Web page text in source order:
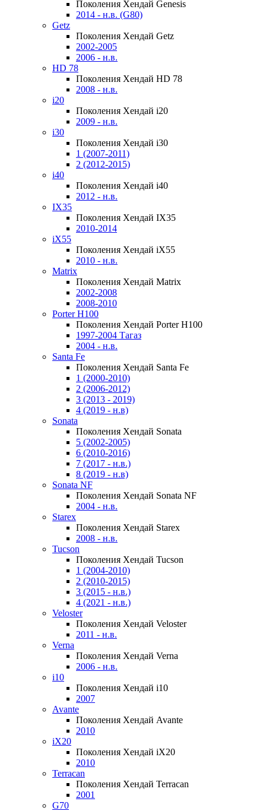
Поколения Хендай Genesis
2014 - н.в. (G80)
Getz
Поколения Хендай Getz
2002-2005
2006 - н.в.
HD 78
Поколения Хендай HD 78
2008 - н.в.
i20
Поколения Хендай i20
2009 - н.в.
i30
Поколения Хендай i30
1 (2007-2011)
2 (2012-2015)
i40
Поколения Хендай i40
2012 - н.в.
IX35
Поколения Хендай IX35
2010-2014
iX55
Поколения Хендай iX55
2010 - н.в.
Matrix
Поколения Хендай Matrix
2002-2008
2008-2010
Porter H100
Поколения Хендай Porter H100
1997-2004 Тагаз
2004 - н.в.
Santa Fe
Поколения Хендай Santa Fe
1 (2000-2010)
2 (2006-2012)
3 (2013 - 2019)
4 (2019 - н.в)
Sonata
Поколения Хендай Sonata
5 (2002-2005)
6 (2010-2016)
7 (2017 - н.в.)
8 (2019 - н.в)
Sonata NF
Поколения Хендай Sonata NF
2004 - н.в.
Starex
Поколения Хендай Starex
2008 - н.в.
Tucson
Поколения Хендай Tucson
1 (2004-2010)
2 (2010-2015)
3 (2015 - н.в.)
4 (2021 - н.в.)
Veloster
Поколения Хендай Veloster
2011 - н.в.
Verna
Поколения Хендай Verna
2006 - н.в.
i10
Поколения Хендай i10
2007
Avante
Поколения Хендай Avante
2010
iX20
Поколения Хендай iX20
2010
Terracan
Поколения Хендай Terracan
2001
G70